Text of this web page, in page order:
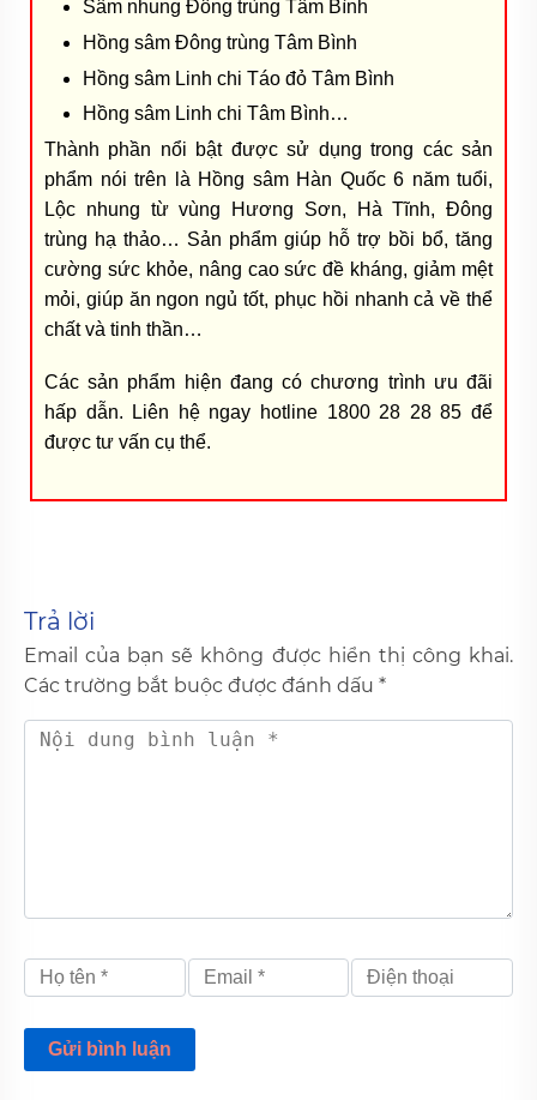
Sâm nhung Đông trùng Tâm Bình
Hồng sâm Đông trùng Tâm Bình
Hồng sâm Linh chi Táo đỏ Tâm Bình
Hồng sâm Linh chi Tâm Bình…
Thành phần nổi bật được sử dụng trong các sản
phẩm nói trên là Hồng sâm Hàn Quốc 6 năm tuổi,
Lộc nhung từ vùng Hương Sơn, Hà Tĩnh, Đông
trùng hạ thảo… Sản phẩm giúp hỗ trợ bồi bổ, tăng
cường sức khỏe, nâng cao sức đề kháng, giảm mệt
mỏi, giúp ăn ngon ngủ tốt, phục hồi nhanh cả về thể
chất và tinh thần…
Các sản phẩm hiện đang có chương trình ưu đãi
hấp dẫn. Liên hệ ngay hotline 1800 28 28 85 để
được tư vấn cụ thể.
Trả lời
Email của bạn sẽ không được hiển thị công khai.
Các trường bắt buộc được đánh dấu *